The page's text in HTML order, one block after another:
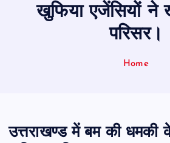
खुफिया एजेंसियों ने
परिसर।
Home
उत्तराखण्ड में बम की धमकी